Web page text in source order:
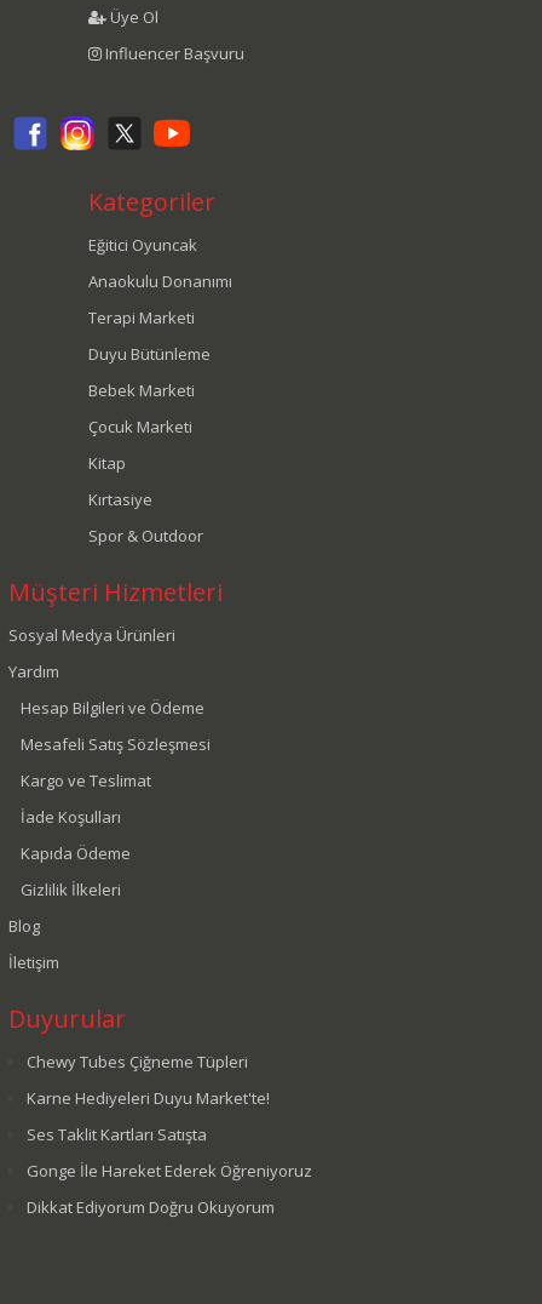
Üye Ol
Influencer Başvuru
Kategoriler
Eğitici Oyuncak
Anaokulu Donanımı
Terapi Marketi
Duyu Bütünleme
Bebek Marketi
Çocuk Marketi
Kitap
Kırtasiye
Spor & Outdoor
Müşteri Hizmetleri
Sosyal Medya Ürünleri
Yardım
Hesap Bilgileri ve Ödeme
Mesafeli Satış Sözleşmesi
Kargo ve Teslimat
İade Koşulları
Kapıda Ödeme
Gizlilik İlkeleri
Blog
İletişim
Duyurular
Chewy Tubes Çiğneme Tüpleri
Karne Hediyeleri Duyu Market'te!
Ses Taklit Kartları Satışta
Gonge İle Hareket Ederek Öğreniyoruz
Dikkat Ediyorum Doğru Okuyorum